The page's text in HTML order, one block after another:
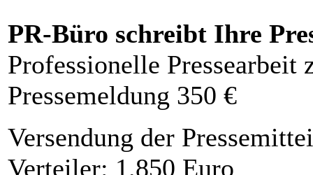
PR-Büro schreibt Ihre
Professionelle Pressearbeit
Pressemeldung 350 €
Versendung der
Verteiler: 1.850 Euro